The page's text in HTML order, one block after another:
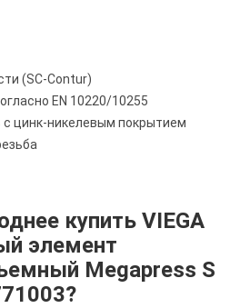
(SC‑Contur)
EN 10220/10255
с цинк-никелевым покрытием
купить VIEGA
элемент
Megapress S